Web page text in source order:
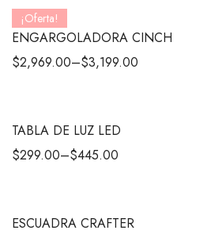
¡Oferta!
ENGARGOLADORA CINCH
$2,969.00–$3,199.00
TABLA DE LUZ LED
$299.00–$445.00
ESCUADRA CRAFTER